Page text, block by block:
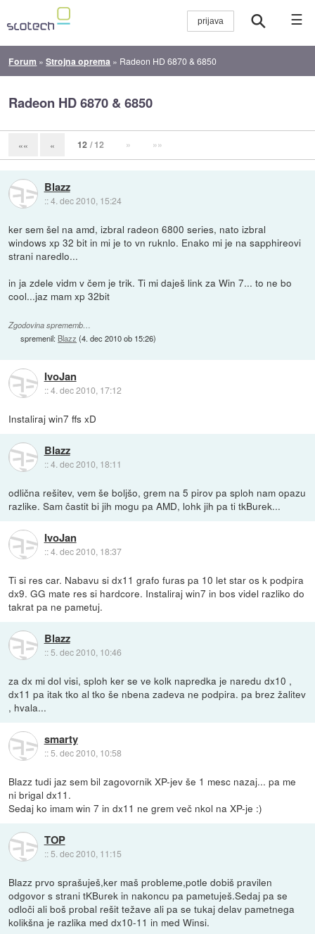
☰
Forum »Strojna oprema » Radeon HD 6870 & 6850
Radeon HD 6870 & 6850
«« « 12 / 12 » »»
Blazz
::4. dec 2010, 15:24
ker sem šel na amd, izbral radeon 6800 series, nato izbral
windows xp 32 bit in mi je to vn ruknlo. Enako mi je na sapphireovi
strani naredlo...
in ja zdele vidm v čem je trik. Ti mi daješ link za Win 7... to ne bo
cool...jaz mam xp 32bit
Zgodovina sprememb…
spremenil: Blazz (4. dec 2010 ob 15:26)
IvoJan
::4. dec 2010, 17:12
Instaliraj win7 ffs xD
Blazz
::4. dec 2010, 18:11
odlična rešitev, vem še boljšo, grem na 5 pirov pa sploh nam opazu
razlike. Sam častit bi jih mogu pa AMD, lohk jih pa ti tkBurek...
IvoJan
::4. dec 2010, 18:37
Ti si res car. Nabavu si dx11 grafo furas pa 10 let star os k podpira
dx9. GG mate res si hardcore. Instaliraj win7 in bos videl razliko do
takrat pa ne pametuj.
Blazz
:: 5. dec 2010, 10:46
za dx mi dol visi, sploh ker se ve kolk napredka je naredu dx10 ,
dx11 pa itak tko al tko še nbena zadeva ne podpira. pa brez žalitev
, hvala...
smarty
::5. dec 2010, 10:58
Blazz tudi jaz sem bil zagovornik XP-jev še 1 mesc nazaj... pa me
ni brigal dx11.
Sedaj ko imam win 7 in dx11 ne grem več nkol na XP-je :)
TOP
:: 5. dec 2010, 11:15
Blazz prvo sprašuješ,ker maš probleme,potle dobiš pravilen
odgovor s strani tKBurek in nakoncu pa pametuješ.Sedaj pa se
odloči ali boš probal rešit težave ali pa se tukaj delav pametnega
kolikšna je razlika med dx10-11 in med Winsi.